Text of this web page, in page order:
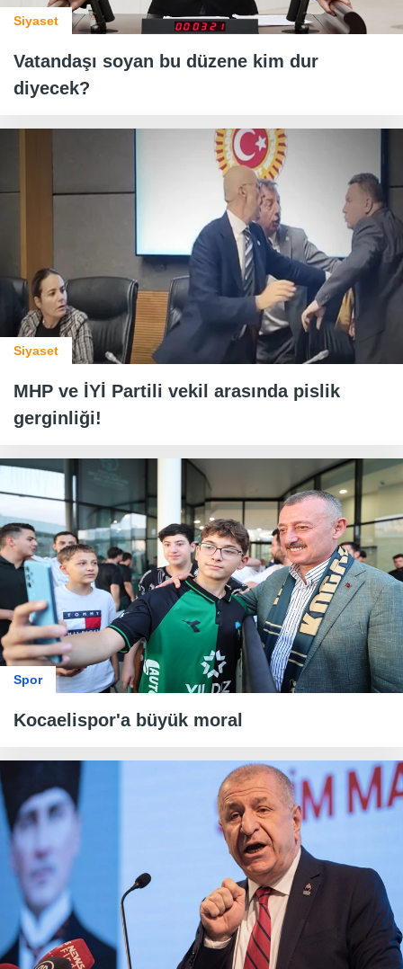
Siyaset
Vatandaşı soyan bu düzene kim dur
diyecek?
Siyaset
MHP ve İYİ Partili vekil arasında pislik
gerginliği!
Spor
Kocaelispor'a büyük moral